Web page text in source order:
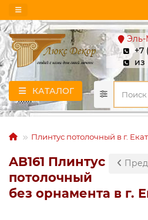
+7
из
КАТАЛОГ
Плинтус потолочный в г.
AB161 Плинтус
потолочный
без орнамента в г.